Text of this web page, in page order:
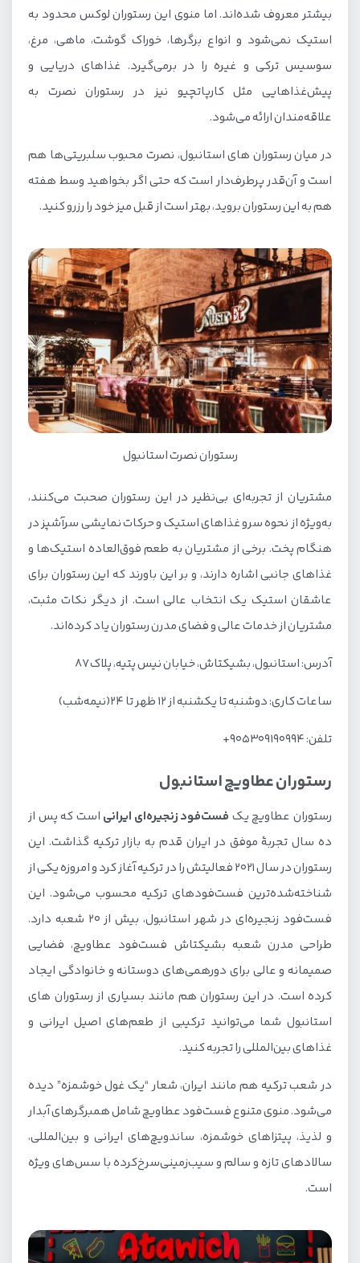
بیشتر معروف شده‌اند. اما منوی این رستوران لوکس محدود به
استیک نمی‌شود و انواع برگرها، خوراک گوشت، ماهی، مرغ،
سوسیس ترکی و غیره را در برمی‌گیرد. غذاهای دریایی و
پیش‌غذاهایی مثل کارپاتچیو نیز در رستوران نصرت به
علاقه‌مندان ارائه می‌‌شود.
در میان رستوران های استانبول، نصرت محبوب سلبریتی‌ها هم
است و آن‌قدر پرطرف‌دار است که حتی اگر بخواهید وسط هفته
هم به این رستوران بروید، بهتر است از قبل میز خود را رزرو کنید.
رستوران نصرت استانبول
مشتریان از تجربه‌ای بی‌نظیر در این رستوران صحبت می‌کنند،
به‌ویژه از نحوه سرو غذاهای استیک و حرکات نمایشی سرآشپز در
هنگام پخت. برخی از مشتریان به طعم فوق‌العاده استیک‌ها و
غذاهای جانبی اشاره دارند، و بر این باورند که این رستوران برای
عاشقان استیک یک انتخاب عالی است. از دیگر نکات مثبت،
مشتریان از خدمات عالی و فضای مدرن رستوران یاد کرده‌اند.
آدرس: استانبول، بشیکتاش، خیابان نیس پتیه، پلاک ۸۷
ساعات کاری: دوشنبه تا یکشنبه از ۱۲ ظهر تا ۲۴(نیمه‌شب)
تلفن: ۹۰۵۳۰۹۱۹۰۹۹۴+
رستوران عطاویچ استانبول
رستوران عطاویچ یک فست‌فود زنجیره‌ای ایرانی است که پس از
ده سال تجربهٔ موفق در ایران قدم به بازار ترکیه گذاشت. این
رستوران در سال ۲۰۲۱ فعالیتش را در ترکیه آغاز کرد و امروزه یکی از
شناخته‌شده‌ترین فست‌فودهای ترکیه محسوب می‌شود. این
فست‌فود زنجیره‌ای در شهر استانبول، بیش از ۲۰ شعبه دارد.
طراحی مدرن شعبه بشیکتاش فست‌فود عطاویچ، فضایی
صمیمانه و عالی برای دورهمی‌های دوستانه و خانوادگی ایجاد
کرده است. در این رستوران هم مانند بسیاری از رستوران های
استانبول شما می‌توانید ترکیبی از طعم‌های اصیل ایرانی و
غذاهای بین‌المللی را تجربه کنید.
در شعب ترکیه هم مانند ایران، شعار “یک غول خوشمزه” دیده
می‌شود. منوی متنوع فست‌فود عطاویچ شامل همبرگرهای آبدار
و لذیذ، پیتزاهای خوشمزه، ساندویچ‌های ایرانی و بین‌المللی،
سالادهای تازه و سالم و سیب‌زمینی‌سرخ‌کرده با سس‌های ویژه
است.